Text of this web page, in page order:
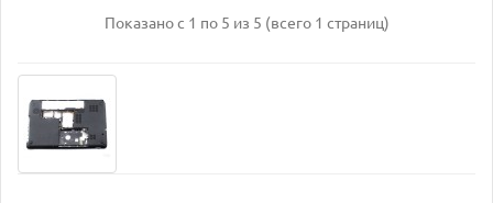
Показано с 1 по 5 из 5 (всего 1 страниц)